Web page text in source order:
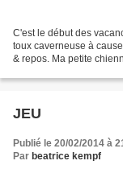
C'est le début des
toux caverneuse à
& repos. Ma petite
JEU
Publié le 20/02/2014 à
Par beatrice kempf